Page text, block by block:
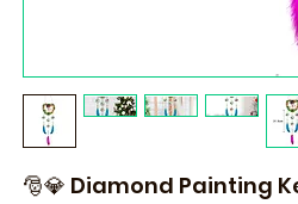
🎅💎 Diamond Painting